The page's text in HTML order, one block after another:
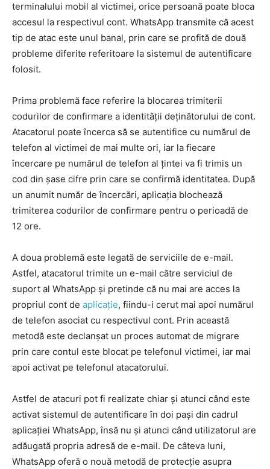
terminalului mobil al victimei, orice persoană poate bloca
accesul la respectivul cont. WhatsApp transmite că acest
tip de atac este unul banal, prin care se profită de două
probleme diferite referitoare la sistemul de autentificare
folosit.
Prima problemă face referire la blocarea trimiterii
codurilor de confirmare a identității deținătorului de cont.
Atacatorul poate încerca să se autentifice cu numărul de
telefon al victimei de mai multe ori, iar la fiecare
încercare pe numărul de telefon al țintei va fi trimis un
cod din șase cifre prin care se confirmă identitatea. După
un anumit număr de încercări, aplicația blochează
trimiterea codurilor de confirmare pentru o perioadă de
12 ore.
A doua problemă este legată de serviciile de e-mail.
Astfel, atacatorul trimite un e-mail către serviciul de
suport al WhatsApp și pretinde că nu mai are acces la
propriul cont de aplicație, fiindu-i cerut mai apoi numărul
de telefon asociat cu respectivul cont. Prin această
metodă este declanșat un proces automat de migrare
prin care contul este blocat pe telefonul victimei, iar mai
apoi activat pe telefonul atacatorului.
Astfel de atacuri pot fi realizate chiar și atunci când este
activat sistemul de autentificare în doi pași din cadrul
aplicației WhatsApp, însă nu și atunci când utilizatorul are
adăugată propria adresă de e-mail. De câteva luni,
WhatsApp oferă o nouă metodă de protecție asupra